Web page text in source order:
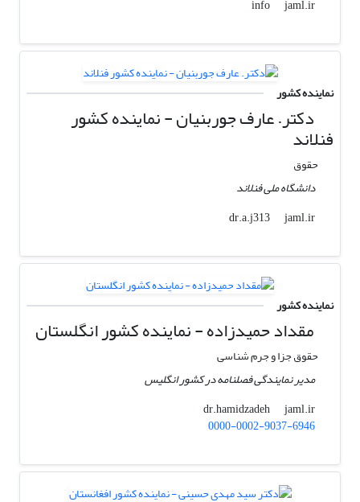
info
jaml.ir
نماینده کشور
دکتر. عارف جوربنیان - نماینده کشور
فنلاند
حقوق
دانشگاه ملی فنلاند
dr.a.j313
jaml.ir
نماینده کشور
مقداد حمیدزاده - نماینده کشور انگلستان
حقوق جزا و جرم شناسی
مدیر نمایندگی فصلنامه در کشور انگلیس
dr.hamidzadeh
jaml.ir
0000-0002-9037-6946